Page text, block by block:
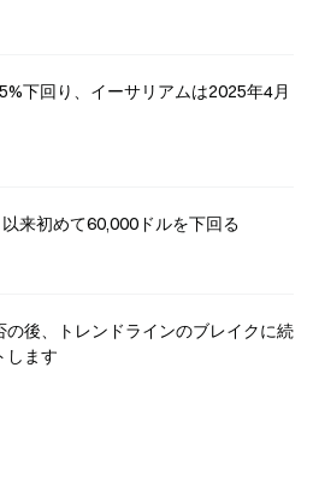
下回り、イーサリアムは2025年4月
来初めて60,000ドルを下回る
トします